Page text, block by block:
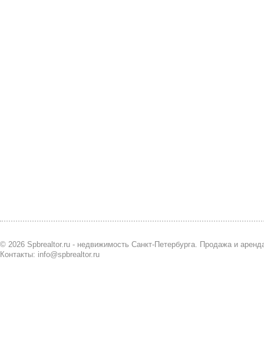
© 2026 Spbrealtor.ru - недвижимость Санкт-Петербурга. Продажа и
Контакты: info@spbrealtor.ru